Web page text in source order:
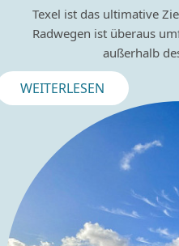
Texel ist das ultimative
Radwegen ist überaus
außerhalb
WEITERLESEN